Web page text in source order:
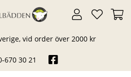
vid order över 2000 kr
670 30 21